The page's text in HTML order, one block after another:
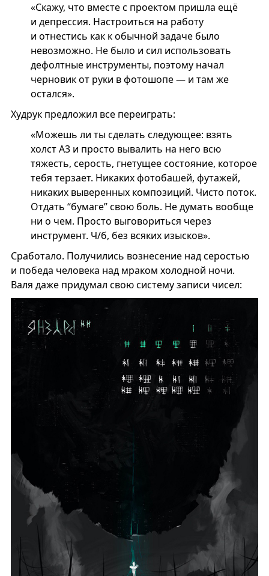
«Скажу, что вместе с проектом пришла ещё
и депрессия. Настроиться на работу
и отнестись как к обычной задаче было
невозможно. Не было и сил использовать
дефолтные инструменты, поэтому начал
черновик от руки в фотошопе — и там же
остался».
Худрук предложил все переиграть:
«Можешь ли ты сделать следующее: взять
холст А3 и просто вывалить на него всю
тяжесть, серость, гнетущее состояние, которое
тебя терзает. Никаких фотобашей, футажей,
никаких выверенных композиций. Чисто поток.
Отдать “бумаге” свою боль. Не думать вообще
ни о чем. Просто выговориться через
инструмент. Ч/б, без всяких изысков».
Сработало. Получились вознесение над серостью
и победа человека над мраком холодной ночи.
Валя даже придумал свою систему записи чисел: